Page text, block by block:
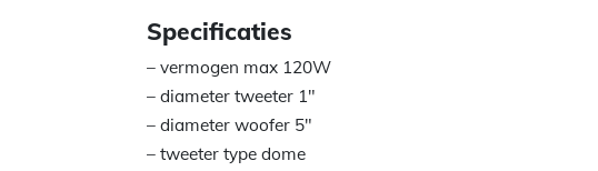
Specificaties
– vermogen max 120W
– diameter tweeter 1″
– diameter woofer 5″
– tweeter type dome